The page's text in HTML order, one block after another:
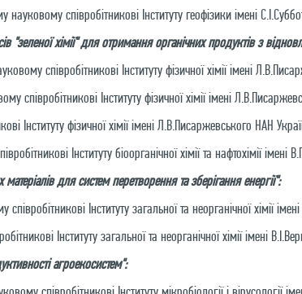
співробітникові Інституту геофізики імені
"зеленої хімії" для отримання органічних продуктів з
співробітникові Інституту фізичної хімії імені
співробітникові Інституту фізичної хімії імені
Інституту фізичної хімії імені Л.В.Писаржевського НАН
Інституту біоорганічної хімії та нафтохімії
для систем перетворення та зберігання енергії":
Інституту загальної та неорганічної хімії
Інституту загальної та неорганічної хімії імені
агроекосистем":